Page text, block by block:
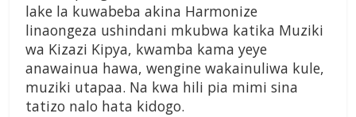
lake la kuwabeba akina Harmonize
linaongeza ushindani mkubwa katika Muziki
wa Kizazi Kipya, kwamba kama yeye
anawainua hawa, wengine wakainuliwa kule,
muziki utapaa. Na kwa hili pia mimi sina
tatizo nalo hata kidogo.